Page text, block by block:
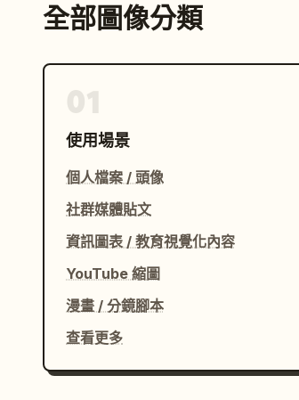
全部圖像分類
使用場景
個人檔案 / 頭像
社群媒體貼文
資訊圖表 / 教育視覺化內容
YouTube 縮圖
漫畫 / 分鏡腳本
查看更多